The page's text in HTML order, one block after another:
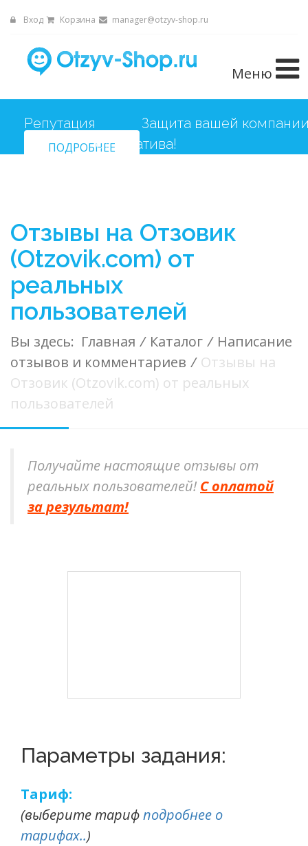
Вход Корзина manager@otzyv-shop.ru
Меню
Репутация
ПОДРОБНЕЕ
Отзывы на Отзовик
(Otzovik.com) от
реальных
пользователей
Вы здесь: Главная / Каталог / Написание
отзывов и комментариев / Отзывы на
Отзовик (Otzovik.com) от реальных
пользователей
Получайте настоящие отзывы от
реальных пользователей! С оплатой
за результат!
Параметры задания:
Тариф:
(выберите тарифподробнее о
тарифах..)